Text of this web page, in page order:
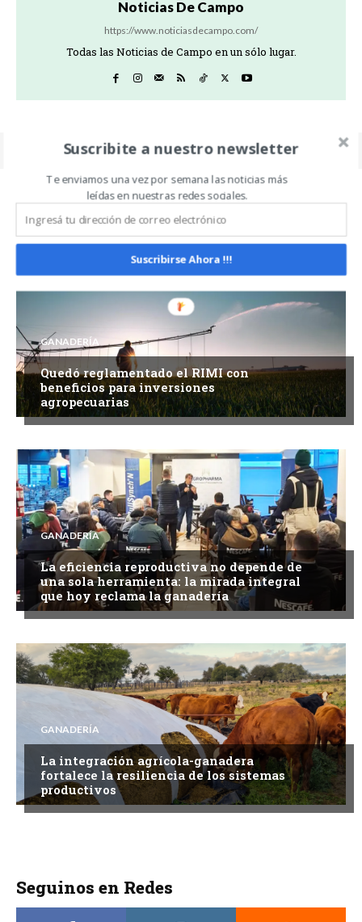
Noticias De Campo
https://www.noticiasdecampo.com/
Todas las Noticias de Campo en un sólo lugar.
Related Articles
GANADERÍA
Quedó reglamentado el RIMI con
beneficios para inversiones
agropecuarias
GANADERÍA
La eficiencia reproductiva no depende de
una sola herramienta: la mirada integral
que hoy reclama la ganadería
GANADERÍA
La integración agrícola-ganadera
fortalece la resiliencia de los sistemas
productivos
Seguinos en Redes
Suscribite a nuestro newsletter
Te enviamos una vez por semana las noticias más
leídas en nuestras redes sociales.
Suscribirse Ahora !!!